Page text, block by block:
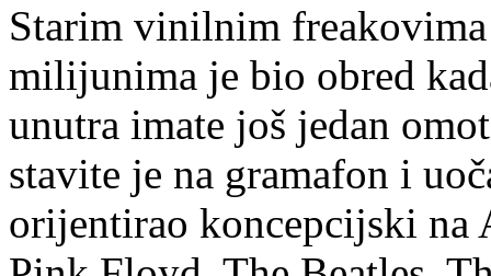
Starim vinilnim
milijunima je bio obred
unutra imate još jedan
stavite je na gramafon i
orijentirao koncepcijski na